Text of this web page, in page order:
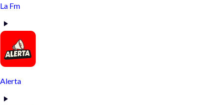
La Fm
Alerta